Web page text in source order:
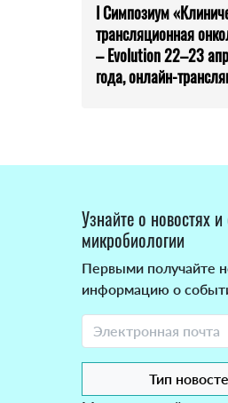
I Симпозиум
трансляционная
– Evolution 22–23
года, онлайн-
Узнайте о новостях
микробиологии
Первыми получайте
информацию о
Тип